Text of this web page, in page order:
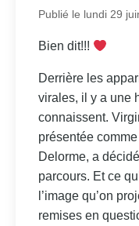
Publié le lundi 29
Bien dit!!!
Derrière les
virales, il y a une
connaissent.
présentée
Delorme, a
parcours. Et ce
l’image qu’on
remises en